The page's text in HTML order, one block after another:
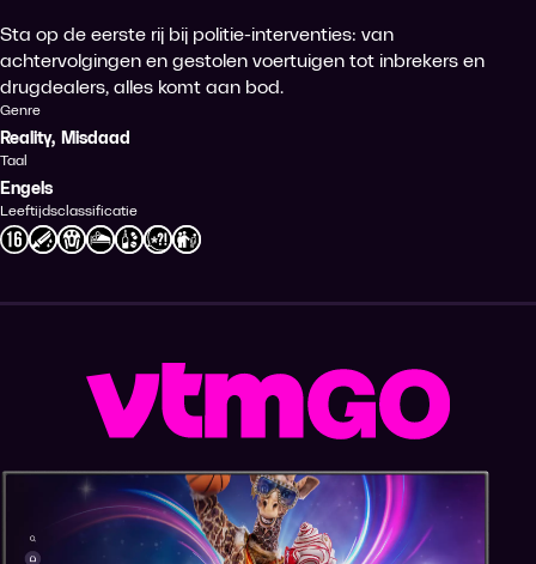
Sta op de eerste rij bij politie-interventies: van
achtervolgingen en gestolen voertuigen tot inbrekers en
drugdealers, alles komt aan bod.
Genre
Reality, Misdaad
Taal
Engels
Leeftijdsclassificatie